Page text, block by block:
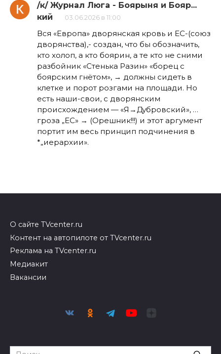
/к/ Журнал Люга - Боярыня и Бояр...
кий
03.06.2026 в 11:00
Вся «Европа» дворянская кровь и ЕС-(союз
дворянства),- создан, что бы обозначить,
кто холоп, а кто боярин, а те кто не сними
разбойник «Стенька Разин» «борец с
боярским гнётом», → должны сидеть в
клетке и порот розгами на площади. Но
есть наши-свои, с дворянским
происхождением — «Я→Дубровский», …
гроза „ЕС» → (Орешник!!!) и этот аргумент
портит им весь принцип подчинения в
*„иерархии».
О сайте TVcenter.ru
Контент на автопилоте от TVcenter.ru
Реклама на TVcenter.ru
Медиакит
Вакансии
Search